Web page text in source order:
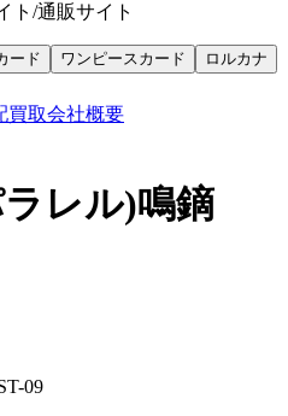
ト/通販サイト
ード ワンピースカード
ロルカナ
買取会社概要
ラレル)鳴鏑
09